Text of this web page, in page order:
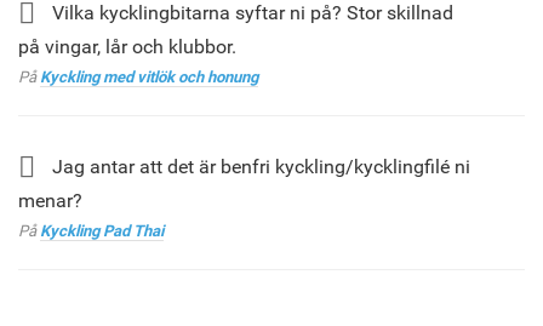
Vilka kycklingbitarna syftar ni på? Stor skillnad
på vingar, lår och klubbor.
På Kyckling med vitlök och honung
Jag antar att det är benfri kyckling/kycklingfilé ni
menar?
På Kyckling Pad Thai